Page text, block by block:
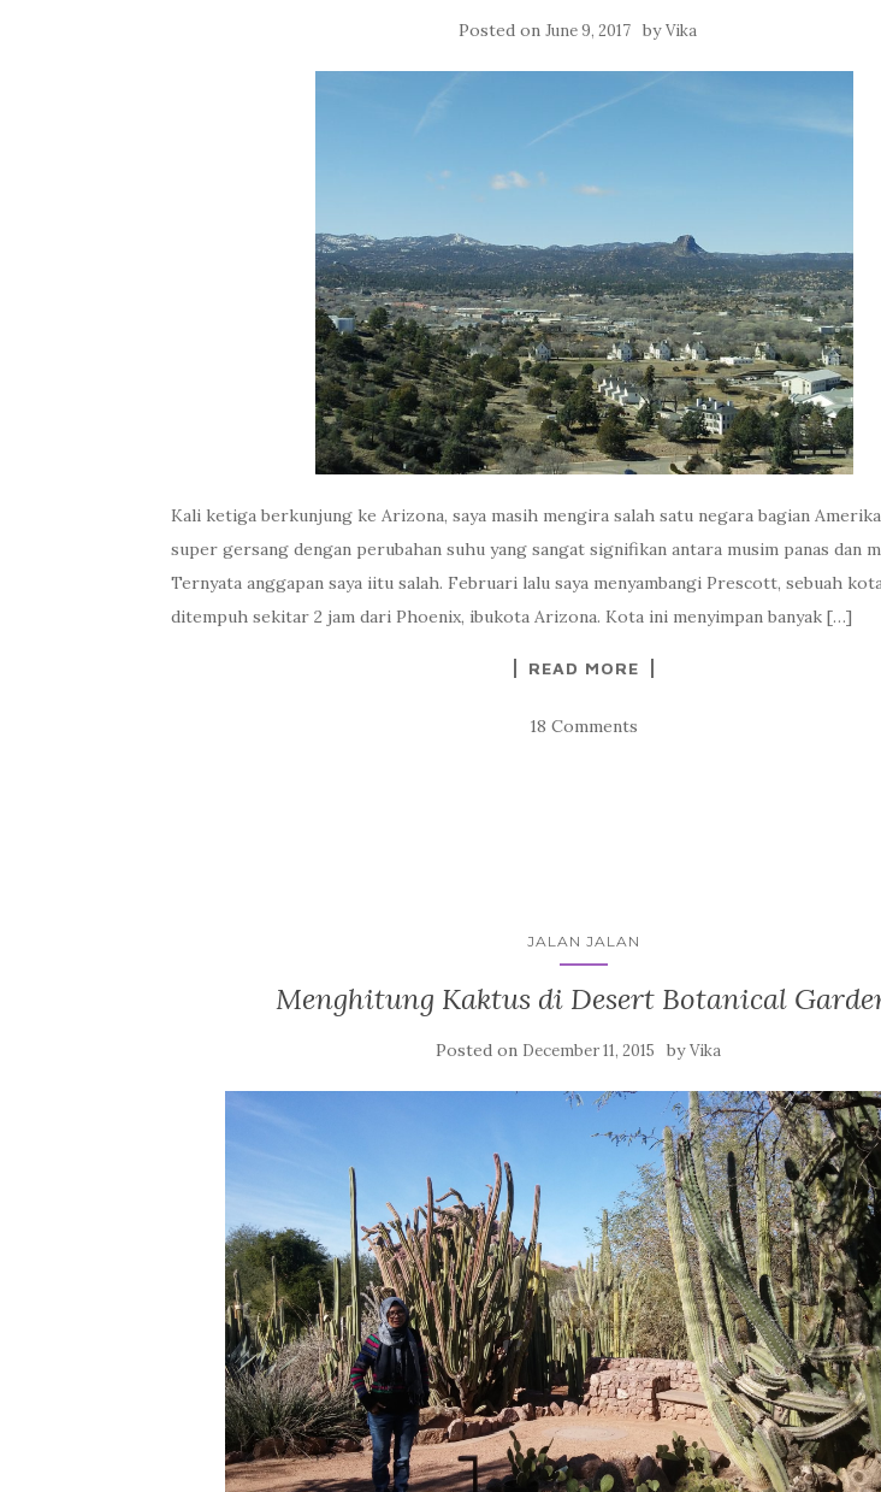
Posted onJune 9, 2017 byVika
Kali ketiga berkunjung ke Arizona, saya masih mengira salah satu negara bagian
super gersang dengan perubahan suhu yang sangat signifikan antara musim panas dan
Ternyata anggapan saya iitu salah. Februari lalu saya menyambangi Prescott, sebuah
ditempuh sekitar 2 jam dari Phoenix, ibukota Arizona. Kota ini menyimpan banyak […]
READ MORE
18 Comments
JALAN JALAN
Menghitung Kaktus di Desert Botanical
Posted on December 11, 2015 byVika